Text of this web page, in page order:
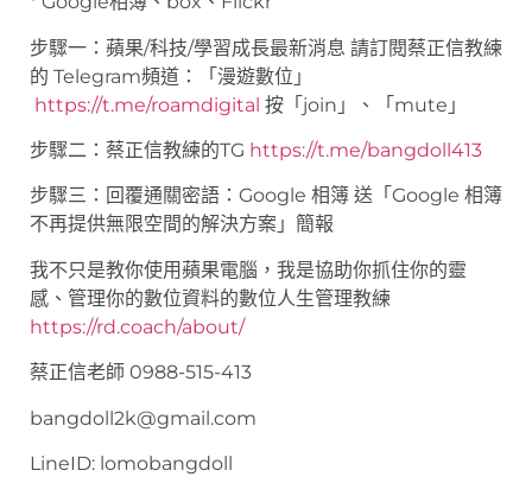
步驟一：蘋果/科技/學習成長最新消息 請訂閱蔡正信教練
的 Telegram頻道：「漫遊數位」
https://t.me/roamdigital 按「join」、「mute」
步驟二：蔡正信教練的TG https://t.me/bangdoll413
步驟三：回覆通關密語：Google 相簿 送「Google 相簿
不再提供無限空間的解決方案」簡報
我不只是教你使用蘋果電腦，我是協助你抓住你的靈
感、管理你的數位資料的數位人生管理教練
https://rd.coach/about/
蔡正信老師 0988-515-413
bangdoll2k@gmail.com
LineID: lomobangdoll